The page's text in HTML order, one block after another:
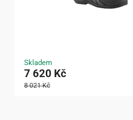
Skladem
7 620 Kč
8 021 Kč